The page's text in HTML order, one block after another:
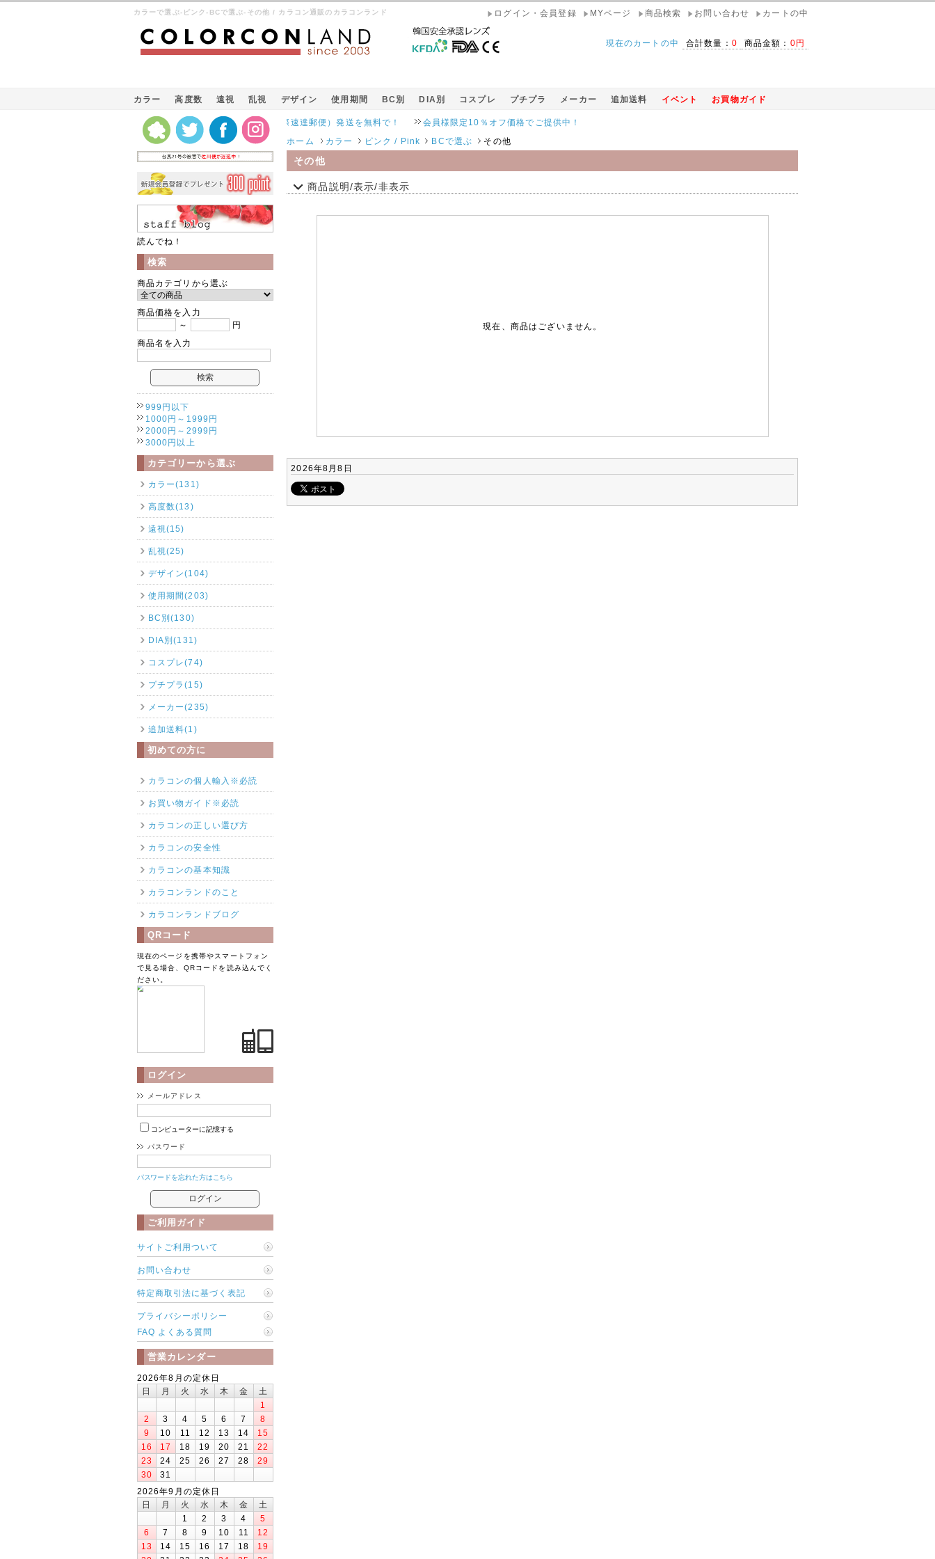
カラーで選ぶ-ピンク-BCで選ぶ-その他 / カラコン通販のカラコンランド ログイン・会員登録 MYページ 商品検索 お問い合わせ カートの中
現在のカートの中 合計数量： 0 商品金額： 0円
カラー 高度数 遠視 乱視 デザイン 使用期間 BC別 DIA別 コスプレ プチプラ メーカー 追加送料 イベント お買物ガイド
Kパケット（韓国の国際速達郵便）発送を無料で！ 会員様限定10％オフ価格でご提供中！
ホーム カラー ピンク / Pink BCで選ぶ その他
その他
商品説明/表示/非表示
現在、商品はございません。
2026年8月8日
読んでね！
検索
商品カテゴリから選ぶ
商品価格を入力
～
円
商品名を入力
999円以下
1000円～1999円
2000円～2999円
3000円以上
カテゴリーから選ぶ
カラー(131)
高度数(13)
遠視(15)
乱視(25)
デザイン(104)
使用期間(203)
BC別(130)
DIA別(131)
コスプレ(74)
プチプラ(15)
メーカー(235)
追加送料(1)
初めての方に
カラコンの個人輸入※必読
お買い物ガイド※必読
カラコンの正しい選び方
カラコンの安全性
カラコンの基本知識
カラコンランドのこと
カラコンランドブログ
QRコード
現在のページを携帯やスマートフォン
で見る場合、QRコードを読み込んでく
ださい。
ログイン
メールアドレス
コンピューターに記憶する
パスワード
パスワードを忘れた方はこちら
ご利用ガイド
サイトご利用ついて
お問い合わせ
特定商取引法に基づく表記
プライバシーポリシー
FAQ よくある質問
営業カレンダー
2026年8月の定休日
日
月 火 水 木 金
土
1
2
3 4 5 6 7
8
9
10 11 12 13 14
15
16
17 18 19 20 21
22
23
24 25 26 27 28
29
30
31
2026年9月の定休日
日
月 火 水 木 金
土
1
2 3 4
5
6
7 8 9 10 11
12
13
14 15 16 17 18
19